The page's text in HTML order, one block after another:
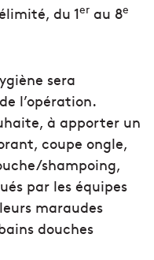
du 1er au 8e
sera
l’opération.
à apporter un
coupe ongle,
shampoing,
par les équipes
maraudes
douches